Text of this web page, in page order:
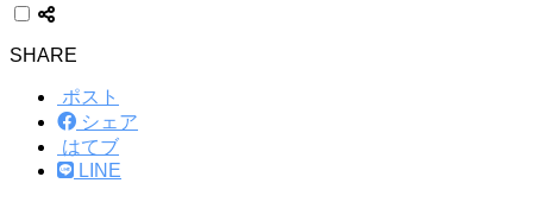
SHARE
ポスト
シェア
はてブ
LINE